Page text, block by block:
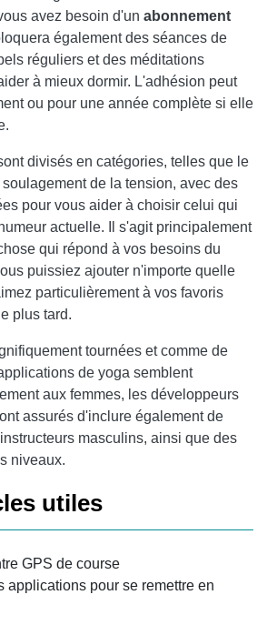
avez besoin d'un abonnement
également des séances de
réguliers et des méditations
à mieux dormir. L'adhésion peut
ou pour une année complète si elle
divisés en catégories, telles que le
de la tension, avec des
pour vous aider à choisir celui qui
actuelle. Il s'agit principalement
qui répond à vos besoins du
puissiez ajouter n'importe quelle
particulièrement à vos favoris
plus tard.
tournées et comme de
de yoga semblent
aux femmes, les développeurs
assurés d'inclure également de
masculins, ainsi que des
niveaux.
utiles
GPS de course
applications pour se remettre en